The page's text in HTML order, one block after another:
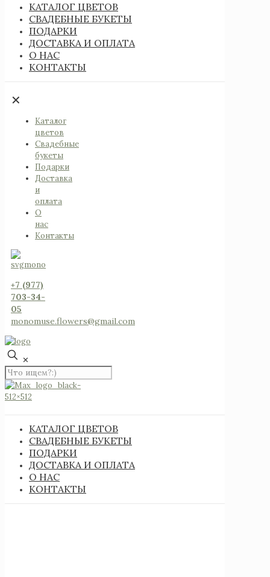
КАТАЛОГ ЦВЕТОВ
СВАДЕБНЫЕ БУКЕТЫ
ПОДАРКИ
ДОСТАВКА И ОПЛАТА
О НАС
КОНТАКТЫ
✕
Каталог
цветов
Свадебные
букеты
Подарки
Доставка
и
оплата
О
нас
Контакты
+7 (977)
703-34-
05
monomuse.flowers@gmail.com
✕
КАТАЛОГ ЦВЕТОВ
СВАДЕБНЫЕ БУКЕТЫ
ПОДАРКИ
ДОСТАВКА И ОПЛАТА
О НАС
КОНТАКТЫ